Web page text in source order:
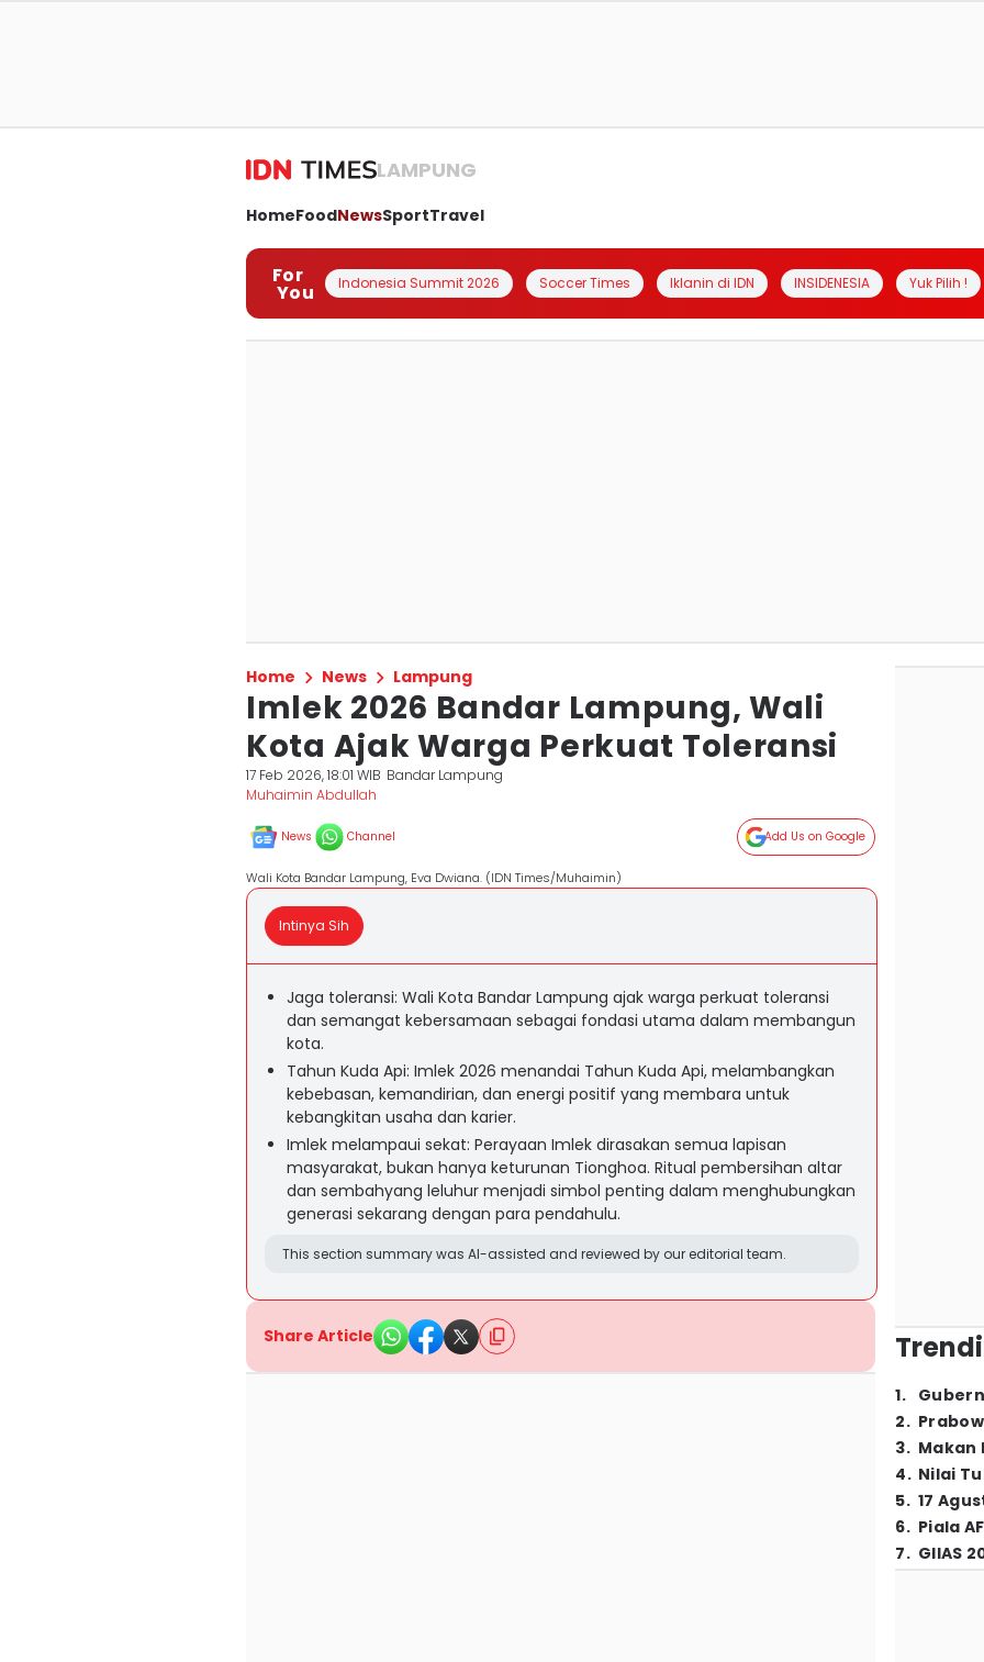
LAMPUNG
HomeFoodNewsSportTravel
For
You Indonesia Summit 2026 Soccer Times Iklanin di IDN INSIDENESIA Yuk Pilih !
Home News Lampung
Imlek 2026 Bandar Lampung, Wali
Kota Ajak Warga Perkuat Toleransi
17 Feb 2026, 18:01 WIB Bandar Lampung
Muhaimin Abdullah
News Channel Add Us on Google
Wali Kota Bandar Lampung, Eva Dwiana. (IDN Times/Muhaimin)
Intinya Sih
Jaga toleransi: Wali Kota Bandar Lampung ajak warga perkuat toleransi
dan semangat kebersamaan sebagai fondasi utama dalam membangun
kota.
Tahun Kuda Api: Imlek 2026 menandai Tahun Kuda Api, melambangkan
kebebasan, kemandirian, dan energi positif yang membara untuk
kebangkitan usaha dan karier.
Imlek melampaui sekat: Perayaan Imlek dirasakan semua lapisan
masyarakat, bukan hanya keturunan Tionghoa. Ritual pembersihan altar
dan sembahyang leluhur menjadi simbol penting dalam menghubungkan
generasi sekarang dengan para pendahulu.
This section summary was AI-assisted and reviewed by our editorial team.
Share Article
1.
2.
3. Makan
4. Nilai
5. 17
6. Piala
7. GIIAS